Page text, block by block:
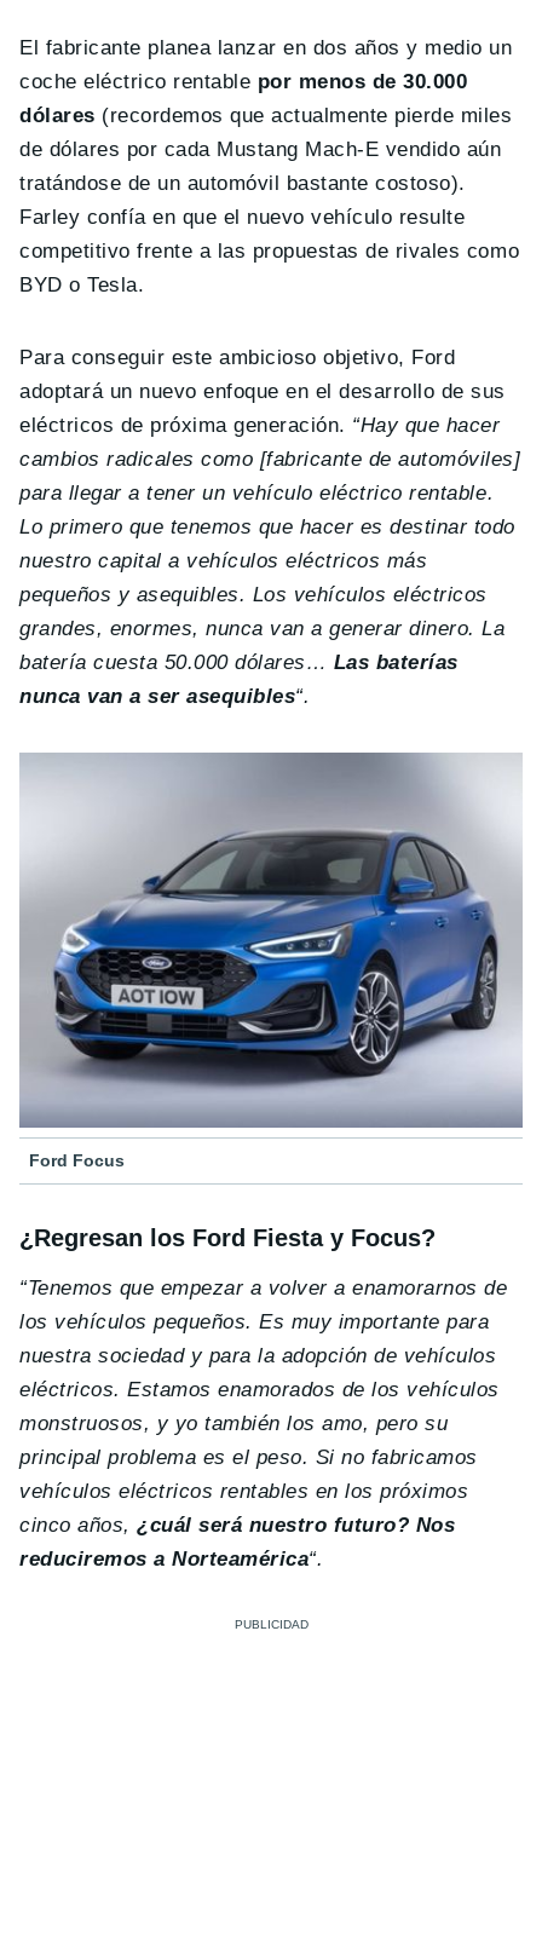
El fabricante planea lanzar en dos años y medio un
coche eléctrico rentable por menos de 30.000
dólares (recordemos que actualmente pierde miles
de dólares por cada Mustang Mach-E vendido aún
tratándose de un automóvil bastante costoso).
Farley confía en que el nuevo vehículo resulte
competitivo frente a las propuestas de rivales como
BYD o Tesla.
Para conseguir este ambicioso objetivo, Ford
adoptará un nuevo enfoque en el desarrollo de sus
eléctricos de próxima generación. “Hay que hacer
cambios radicales como [fabricante de automóviles]
para llegar a tener un vehículo eléctrico rentable.
Lo primero que tenemos que hacer es destinar todo
nuestro capital a vehículos eléctricos más
pequeños y asequibles. Los vehículos eléctricos
grandes, enormes, nunca van a generar dinero. La
batería cuesta 50.000 dólares… Las baterías
nunca van a serasequibles“.
Ford Focus
¿Regresan los Ford Fiesta y Focus?
“Tenemos que empezar a volver a enamorarnos de
los vehículos pequeños. Es muy importante para
nuestra sociedad y para la adopción de vehículos
eléctricos. Estamos enamorados de los vehículos
monstruosos, y yo también los amo, pero su
principal problema es el peso. Si no fabricamos
vehículos eléctricos rentables en los próximos
cinco años,¿cuál será nuestro futuro? Nos
reduciremos a Norteamérica“.